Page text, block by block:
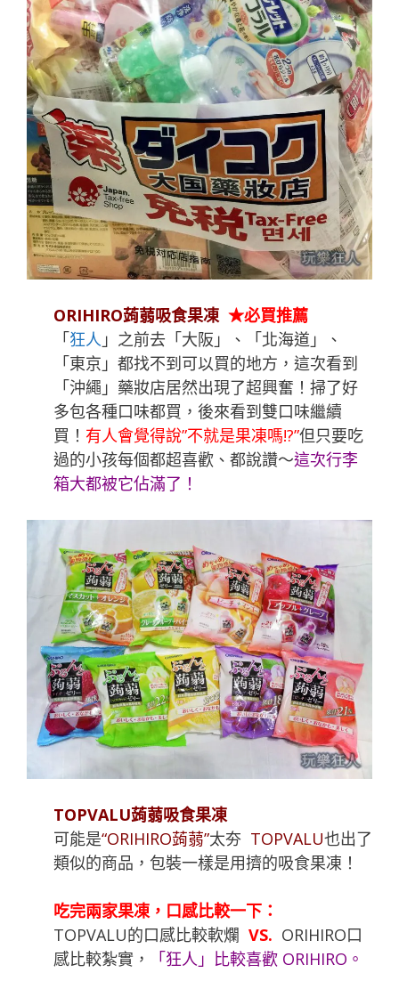
ORIHIRO蒟蒻吸食果凍 ★必買推薦
「狂人 」之前去「大阪」、「北海道」、
「東京」都找不到可以買的地方，這次看到
「沖繩」藥妝店居然出現了超興奮！掃了好
多包各種口味都買，後來看到雙口味繼續
買！ 有人會覺得說”不就是果凍嗎!?”但只要吃
過的小孩每個都超喜歡、都說讚～這次行李
箱大都被它佔滿了！
TOPVALU蒟蒻吸食果凍
可能是“ORIHIRO蒟蒻”太夯 TOPVALU也出了
類似的商品，包裝一樣是用擠的吸食果凍！
吃完兩家果凍，口感比較一下：
TOPVALU的口感比較軟爛 VS. ORIHIRO口
感比較紮實，
「狂人 」比較喜歡 ORIHIRO。